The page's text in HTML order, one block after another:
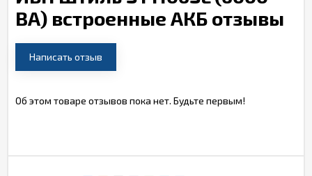
ВА) встроенные АКБ отзывы
Написать отзыв
Об этом товаре отзывов пока нет. Будьте первым!